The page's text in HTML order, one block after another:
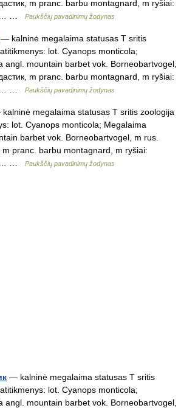
m pranc. barbu montagnard, m ryšiai:
…
Paukščių pavadinimų žodynas
— kalninė megalaima statusas T sritis
lot. Cyanops monticola;
angl. mountain barbet vok. Borneobartvogel,
m pranc. barbu montagnard, m ryšiai:
…
Paukščių pavadinimų žodynas
megalaima statusas T sritis zoologija
lot. Cyanops monticola; Megalaima
barbet vok. Borneobartvogel, m rus.
m pranc. barbu montagnard, m ryšiai:
…
Paukščių pavadinimų žodynas
— kalninė megalaima statusas T sritis
lot. Cyanops monticola;
angl. mountain barbet vok. Borneobartvogel,